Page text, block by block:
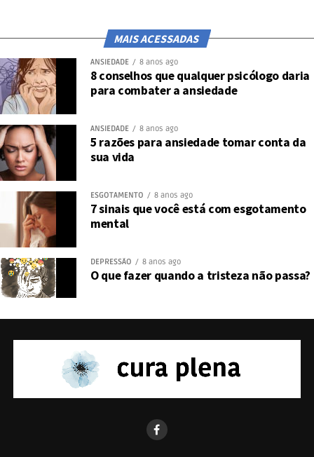
MAIS ACESSADAS
ANSIEDADE 8 anos ago
8 conselhos que qualquer psicólogo daria
para combater a ansiedade
ANSIEDADE 8 anos ago
5 razões para ansiedade tomar conta da
sua vida
ESGOTAMENTO 8 anos ago
7 sinais que você está com esgotamento
mental
DEPRESSÃO 8 anos ago
O que fazer quando a tristeza não passa?